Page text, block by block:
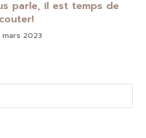
parle, il est temps de
mars 2023